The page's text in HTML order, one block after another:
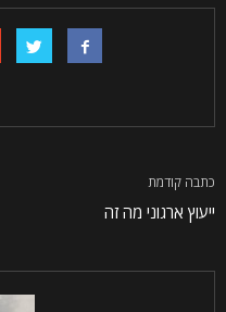
כתבה קודמת
ייעוץ ארגוני מה זה